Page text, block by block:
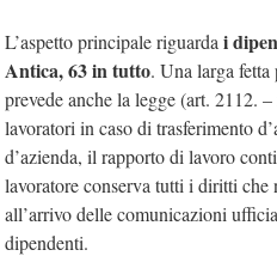
L’aspetto principale riguarda i
Antica, 63 in tutto. Una larga fetta
prevede anche la legge (art. 2112.
lavoratori in caso di trasferimento
d’azienda, il rapporto di lavoro
lavoratore conserva tutti i diritti che
all’arrivo delle comunicazioni
dipendenti.